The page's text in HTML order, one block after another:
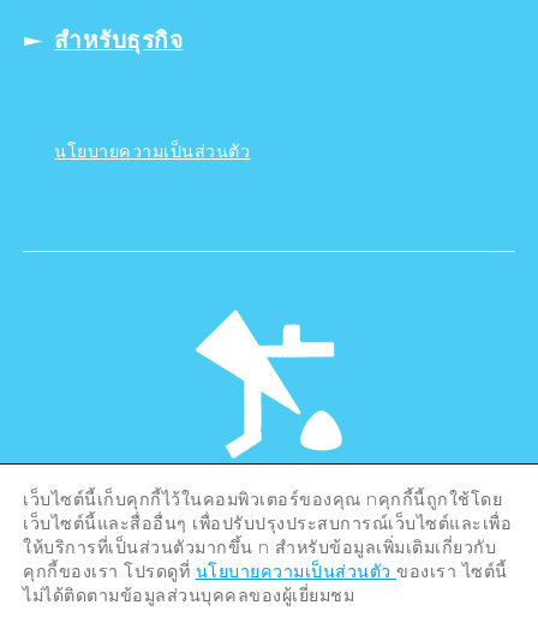
สำหรับธุรกิจ
นโยบายความเป็นส่วนตัว
©Hiroshima Tourism Association /
Hiroshima Prefecture / Hiroshima City .
All rights reserved
เว็บไซต์นี้เก็บคุกกี้ไว้ในคอมพิวเตอร์ของคุณ nคุกกี้นี้ถูกใช้โดย
เว็บไซต์นี้และสื่ออื่นๆ เพื่อปรับปรุงประสบการณ์เว็บไซต์และเพื่อ
ให้บริการที่เป็นส่วนตัวมากขึ้น n สำหรับข้อมูลเพิ่มเติมเกี่ยวกับ
คุกกี้ของเรา โปรดดูที่ นโยบายความเป็นส่วนตัวของเรา ไซต์นี้
ไม่ได้ติดตามข้อมูลส่วนบุคคลของผู้เยี่ยมชม